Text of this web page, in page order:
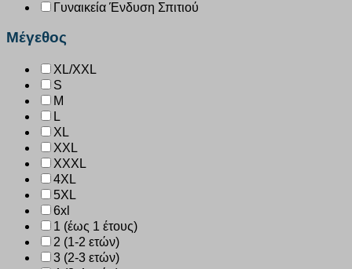
Γυναικεία Ένδυση Σπιτιού
Μέγεθος
XL/XXL
S
M
L
XL
XXL
XXXL
4XL
5XL
6xl
1 (έως 1 έτους)
2 (1-2 ετών)
3 (2-3 ετών)